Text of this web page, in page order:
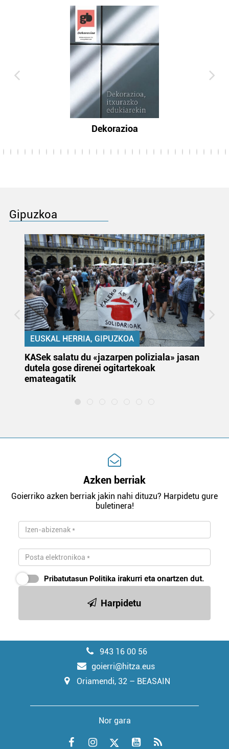
Dekorazioa
Gipuzkoa
EUSKAL HERRIA, GIPUZKOA
KASek salatu du «jazarpen poliziala» jasan
dutela gose direnei ogitartekoak
emateagatik
Azken berriak
Goierriko azken berriak jakin nahi dituzu? Harpidetu gure
buletinera!
Pribatutasun Politika irakurri eta onartzen dut.
Harpidetu
943 16 00 56
goierri@hitza.eus
Oriamendi, 32 – BEASAIN
Nor gara